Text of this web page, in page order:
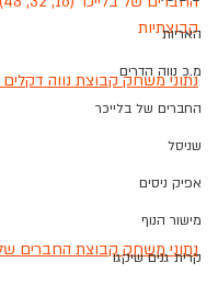
האריות
מ.כ נווה הדרים
החברים של בלייכר
שניסל
אפיק ניסים
מישור הנוף
קרית גנים שיקגו
קבוצתיות
נתוני משחק קבוצת נווה דקלים
נתוני משחק קבוצת החברים